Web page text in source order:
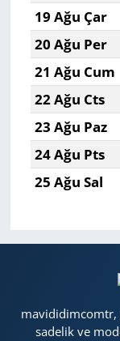
19 Ağu Çar
20 Ağu Per
21 Ağu Cum
22 Ağu Cts
23 Ağu Paz
24 Ağu Pts
25 Ağu Sal
mavididimcomtr,
sadelik ve